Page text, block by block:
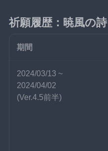
祈願履歴：暁風の詩
期間
2024/03/13 ~
2024/04/02
(Ver.4.5前半)